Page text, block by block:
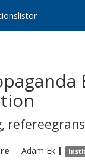
,
Adam Ek |